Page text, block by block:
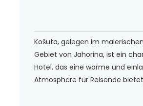
Košuta, gelegen im
Gebiet von Jahorina, ist ein
Hotel, das eine warme und
Atmosphäre für Reisende